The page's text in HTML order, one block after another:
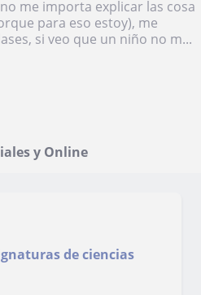
me importa explicar las cosa
para eso estoy), me
si veo que un niño no m...
y Online
de ciencias